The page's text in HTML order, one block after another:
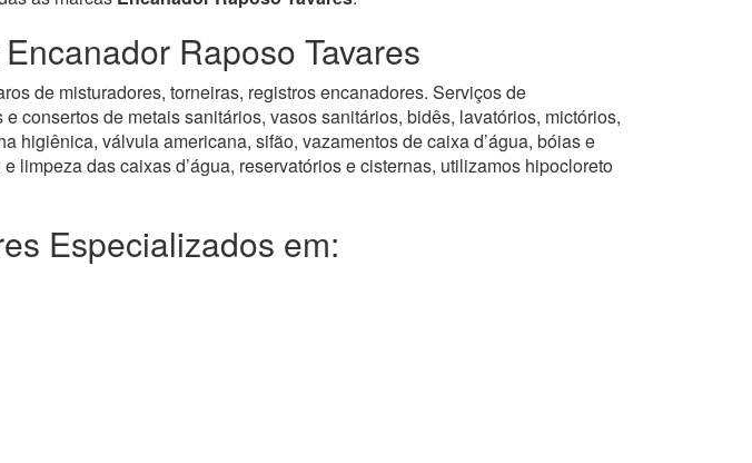
Raposo Tavares
de misturadores, torneiras, registros encanadores. Serviços de
consertos de metais sanitários, vasos sanitários, bidês, lavatórios, mictórios,
higiênica, válvula americana, sifão, vazamentos de caixa d’água, bóias e
das caixas d’água, reservatórios e cisternas, utilizamos hipocloreto
Especializados em: